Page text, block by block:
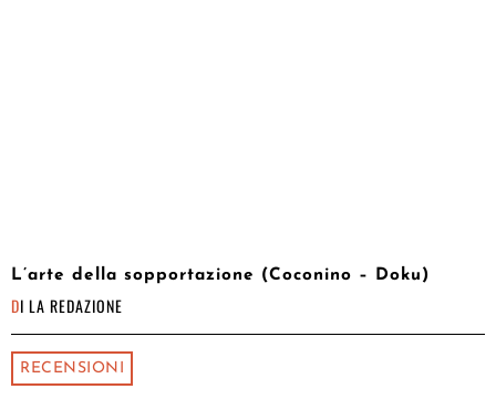
L’arte della sopportazione (Coconino – Doku)
DI LA REDAZIONE
RECENSIONI